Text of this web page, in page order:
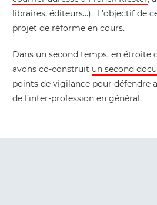
libraires, éditeurs...). L’objectif de
projet de réforme en cours.
Dans un second temps, en étroite
avons co-construit un second
points de vigilance pour défendre
de l’inter-profession en général.